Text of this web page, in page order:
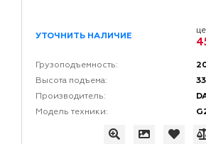
УТОЧНИТЬ НАЛИЧИЕ
Грузоподъемность:
Высота подъема:
Производитель:
Модель техники: